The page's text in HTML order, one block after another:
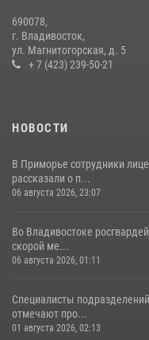
действия постояльца
16 июля 2026, 01:13
690078,
г. Владивосток,
ул. Магнитогорская, д. 5
+ 7 (423) 239-50-21
НОВОСТИ
В Приморье сотрудники
рассказали о п...
06 августа 2026, 23:07
Во Владивостоке
скорой ме...
06 августа 2026, 01:11
Специалисты
отмечают про...
01 августа 2026, 02:13